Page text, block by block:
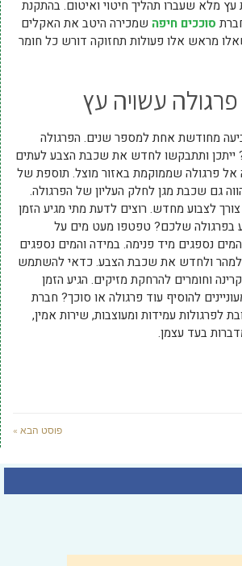
מלא שעברו תהליך חיטוי ואיטום. בהתקנת
סוככים חיפה שמכירה היטב את האקלים
מראש אלו פעולות תחזוקה דורש כל חומר
עשויה עץ
מחודשת אחת למספר שנים. הפרגולה
ותתבקשו לחדש את שכבת הצבע לעתים
אל פרגולה שממוקמת באזור מוצל. תוספת של
גם שכבת מגן לחלק העליון של הפרגולה.
צורך לצבוע מחדש. רוצים לדעת מתי מגיע הזמן
שלכם? טפטפו מעט מים על
נספגים מיד פנימה. במידה והמים נספגים
למהר ולחדש את שכבת הצבע. כדאי להשתמש
וחומרים להרחקת מזיקים. הגיע הזמן
להוסיף עוד פרגולה או סוכך? חברת
לפרגולות עמידות ומעוצבות, שירות אמין,
בעד עצמן.
פוסט הבא »